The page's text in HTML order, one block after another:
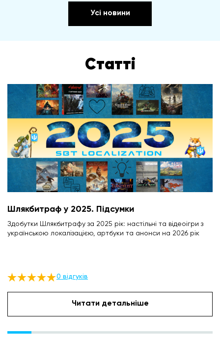
Усі новини
Статті
Шлякбитраф у 2025. Підсумки
Здобутки Шлякбитрафу за 2025 рік: настільні та відеоігри з
українською локалізацією, артбуки та анонси на 2026 рік
0 відгуків
Читати детальніше